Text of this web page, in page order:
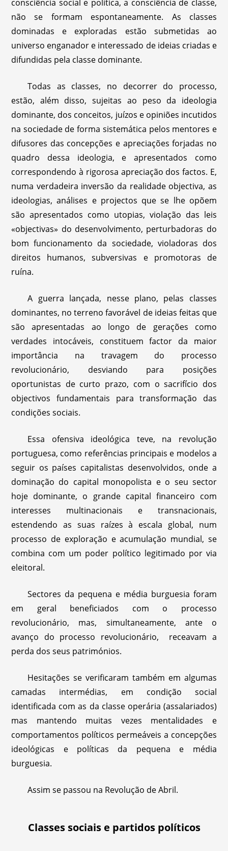
consciência social e política, a consciência de classe,
não se formam espontaneamente. As classes
dominadas e exploradas estão submetidas ao
universo enganador e interessado de ideias criadas e
difundidas pela classe dominante.
Todas as classes, no decorrer do processo,
estão, além disso, sujeitas ao peso da ideologia
dominante, dos conceitos, juízos e opiniões incutidos
na sociedade de forma sistemática pelos mentores e
difusores das concepções e apreciações forjadas no
quadro dessa ideologia, e apresentados como
correspondendo à rigorosa apreciação dos factos. E,
numa verdadeira inversão da realidade objectiva, as
ideologias, análises e projectos que se lhe opõem
são apresentados como utopias, violação das leis
«objectivas» do desenvolvimento, perturbadoras do
bom funcionamento da sociedade, violadoras dos
direitos humanos, subversivas e promotoras de
ruína.
A guerra lançada, nesse plano, pelas classes
dominantes, no terreno favorável de ideias feitas que
são apresentadas ao longo de gerações como
verdades intocáveis, constituem factor da maior
importância na travagem do processo
revolucionário, desviando para posições
oportunistas de curto prazo, com o sacrifício dos
objectivos fundamentais para transformação das
condições sociais.
Essa ofensiva ideológica teve, na revolução
portuguesa, como referências principais e modelos a
seguir os países capitalistas desenvolvidos, onde a
dominação do capital monopolista e o seu sector
hoje dominante, o grande capital financeiro com
interesses multinacionais e transnacionais,
estendendo as suas raízes à escala global, num
processo de exploração e acumulação mundial, se
combina com um poder político legitimado por via
eleitoral.
Sectores da pequena e média burguesia foram
em geral beneficiados com o processo
revolucionário, mas, simultaneamente, ante o
avanço do processo revolucionário, receavam a
perda dos seus patrimónios.
Hesitações se verificaram também em algumas
camadas intermédias, em condição social
identificada com as da classe operária (assalariados)
mas mantendo muitas vezes mentalidades e
comportamentos políticos permeáveis a concepções
ideológicas e políticas da pequena e média
burguesia.
Assim se passou na Revolução de Abril.
Classes sociais e partidos políticos